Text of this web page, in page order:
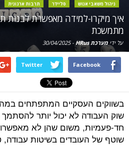
ניהול משאבי אנוש
סליידר תרבות ארגונית
איך מיקרו-למידה מאפשרת לבנות
מתמשכת
על ידי מערכת HRus -
30/04/2025
Facebook
Twitter
בשווקים העסקיים המתפתחים
שוק העבודה לא יכול יותר
חד-פעמיות, משום שהן לא
שוטף של העובדים בשיטות עבודה,